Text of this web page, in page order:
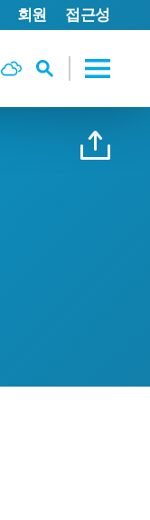
회원 접근성